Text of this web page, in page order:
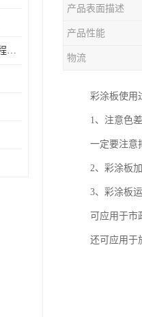
宝钢彩钢板可根据项目工程定制
产品表面描述
产品性能
物流
彩涂板使用
1、注意色
一定要注意
2、彩涂板
3、彩涂板
可应用于市
还可应用于